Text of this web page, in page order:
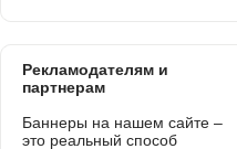
Рекламодателям и
партнерам
Баннеры на нашем сайте –
это реальный способ